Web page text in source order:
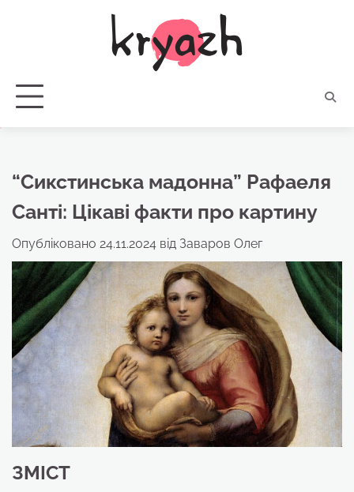
“Сикстинська мадонна” Рафаеля
Санті: Цікаві факти про картину
Опубліковано 24.11.2024 від Заваров Олег
ЗМІСТ